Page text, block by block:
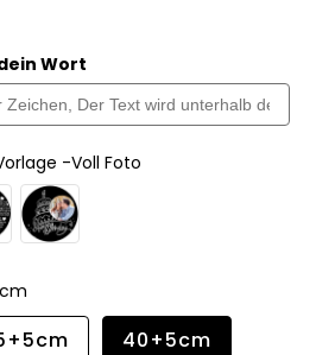
Wort
-Voll Foto
40+5cm